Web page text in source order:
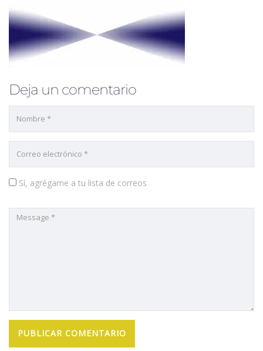
Deja un comentario
Sí, agrégame a tu lista de correos